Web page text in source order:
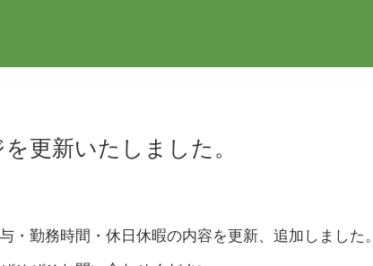
更新いたしました。
・勤務時間・休日休暇の内容を更新、追加しました。